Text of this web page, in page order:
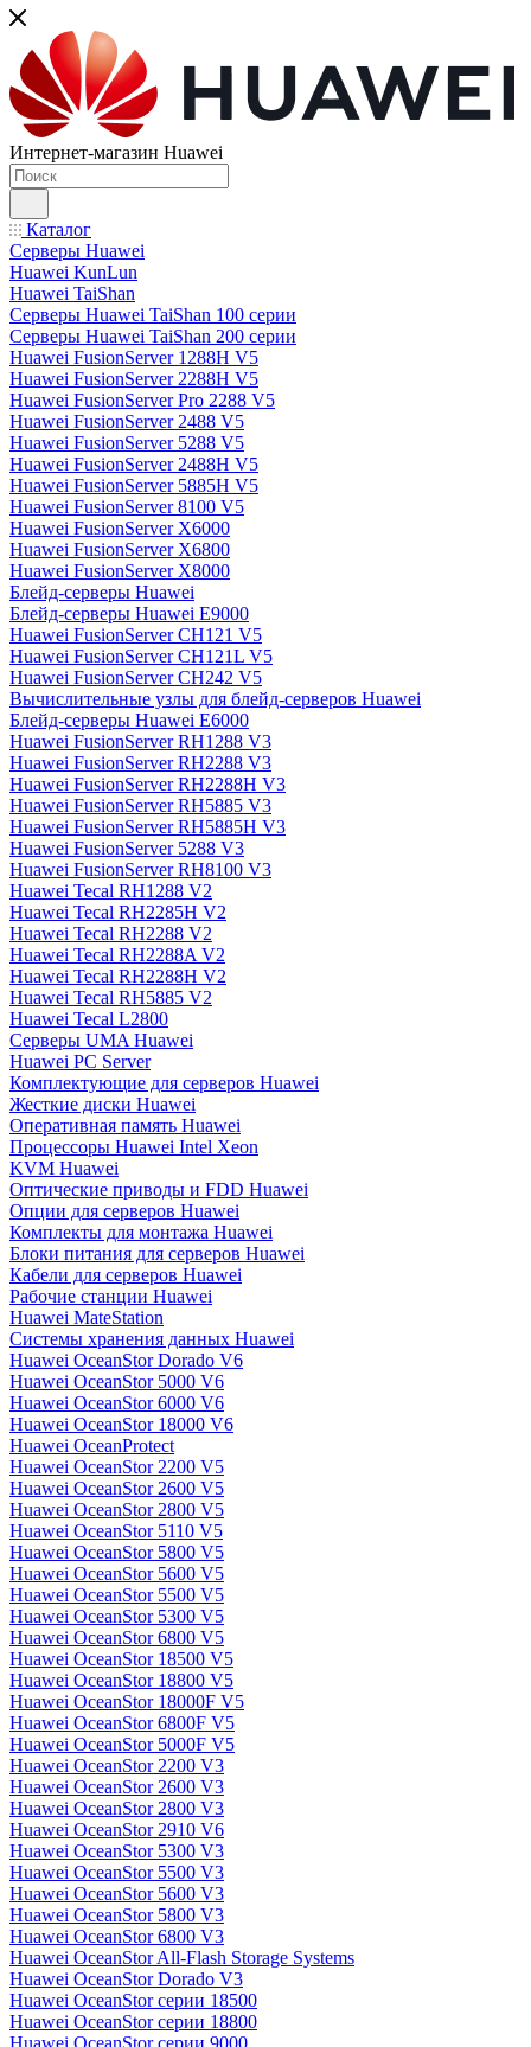
Интернет-магазин Huawei
Каталог
Серверы Huawei
Huawei KunLun
Huawei TaiShan
Серверы Huawei TaiShan 100 серии
Серверы Huawei TaiShan 200 серии
Huawei FusionServer 1288H V5
Huawei FusionServer 2288H V5
Huawei FusionServer Pro 2288 V5
Huawei FusionServer 2488 V5
Huawei FusionServer 5288 V5
Huawei FusionServer 2488H V5
Huawei FusionServer 5885H V5
Huawei FusionServer 8100 V5
Huawei FusionServer X6000
Huawei FusionServer X6800
Huawei FusionServer X8000
Блейд-серверы Huawei
Блейд-серверы Huawei E9000
Huawei FusionServer CH121 V5
Huawei FusionServer CH121L V5
Huawei FusionServer CH242 V5
Вычислительные узлы для блейд-серверов Huawei
Блейд-серверы Huawei E6000
Huawei FusionServer RH1288 V3
Huawei FusionServer RH2288 V3
Huawei FusionServer RH2288H V3
Huawei FusionServer RH5885 V3
Huawei FusionServer RH5885H V3
Huawei FusionServer 5288 V3
Huawei FusionServer RH8100 V3
Huawei Tecal RH1288 V2
Huawei Tecal RH2285H V2
Huawei Tecal RH2288 V2
Huawei Tecal RH2288A V2
Huawei Tecal RH2288H V2
Huawei Tecal RH5885 V2
Huawei Tecal L2800
Серверы UMA Huawei
Huawei PC Server
Комплектующие для серверов Huawei
Жесткие диски Huawei
Оперативная память Huawei
Процессоры Huawei Intel Xeon
KVM Huawei
Оптические приводы и FDD Huawei
Опции для серверов Huawei
Комплекты для монтажа Huawei
Блоки питания для серверов Huawei
Кабели для серверов Huawei
Рабочие станции Huawei
Huawei MateStation
Системы хранения данных Huawei
Huawei OceanStor Dorado V6
Huawei OceanStor 5000 V6
Huawei OceanStor 6000 V6
Huawei OceanStor 18000 V6
Huawei OceanProtect
Huawei OceanStor 2200 V5
Huawei OceanStor 2600 V5
Huawei OceanStor 2800 V5
Huawei OceanStor 5110 V5
Huawei OceanStor 5800 V5
Huawei OceanStor 5600 V5
Huawei OceanStor 5500 V5
Huawei OceanStor 5300 V5
Huawei OceanStor 6800 V5
Huawei OceanStor 18500 V5
Huawei OceanStor 18800 V5
Huawei OceanStor 18000F V5
Huawei OceanStor 6800F V5
Huawei OceanStor 5000F V5
Huawei OceanStor 2200 V3
Huawei OceanStor 2600 V3
Huawei OceanStor 2800 V3
Huawei OceanStor 2910 V6
Huawei OceanStor 5300 V3
Huawei OceanStor 5500 V3
Huawei OceanStor 5600 V3
Huawei OceanStor 5800 V3
Huawei OceanStor 6800 V3
Huawei OceanStor All-Flash Storage Systems
Huawei OceanStor Dorado V3
Huawei OceanStor серии 18500
Huawei OceanStor серии 18800
Huawei OceanStor серии 9000